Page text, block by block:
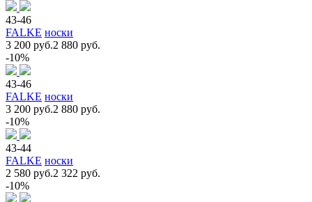
43-46
FALKE носки
3 200 руб.2 880 руб.
-10%
43-46
FALKE носки
3 200 руб.2 880 руб.
-10%
43-44
FALKE носки
2 580 руб.2 322 руб.
-10%